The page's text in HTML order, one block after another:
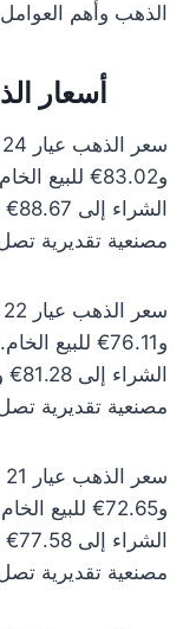
الذهب وأهم
أسعار
و83.02€
مصنعية تقديرية تصل إلى
و76.11€ للبيع
مصنعية تقديرية تصل إلى
و72.65€ للبيع
مصنعية تقديرية تصل إلى